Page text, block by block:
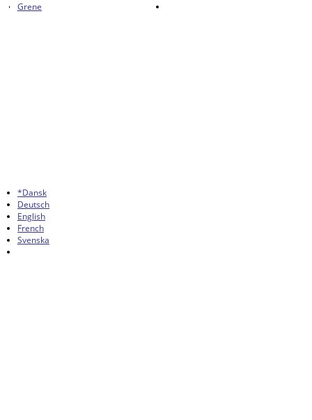
Grene
*Dansk
Deutsch
English
French
Svenska